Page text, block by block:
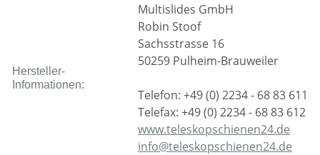
Hersteller-
Informationen:
Multislides GmbH
Robin Stoof
Sachsstrasse 16
50259 Pulheim-Brauweiler
Telefon: +49 (0) 2234 - 68 83 611
Telefax: +49 (0) 2234 - 68 83 612
www.teleskopschienen24.de
info@teleskopschienen24.de